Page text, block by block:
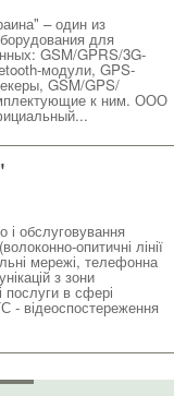
– один из
для
GSM/GPRS/3G-
модули, GPS-
GSM/GPS/
к ним. ООО
і обслуговування
опитичні лінії
мережі, телефонна
з зони
послуги в сфері
- відеоспостереження